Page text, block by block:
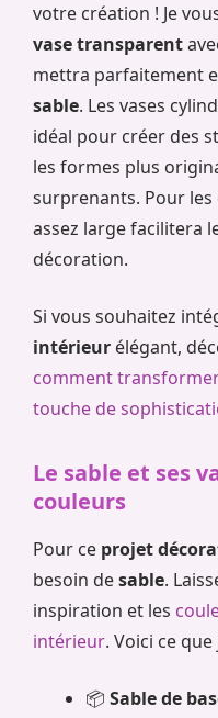
votre création ! Je
vase transparent
mettra parfaitement
sable. Les vases
idéal pour créer des
les formes plus
surprenants. Pour
assez large facilitera
décoration.
Si vous souhaitez
intérieur élégant,
comment
touche de
Le sable et ses
couleurs
Pour ce projet
besoin desable.
inspiration et les
intérieur. Voici ce
📦 Sable de